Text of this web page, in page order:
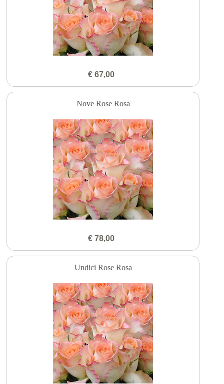
€ 67,00
Nove Rose Rosa
€ 78,00
Undici Rose Rosa